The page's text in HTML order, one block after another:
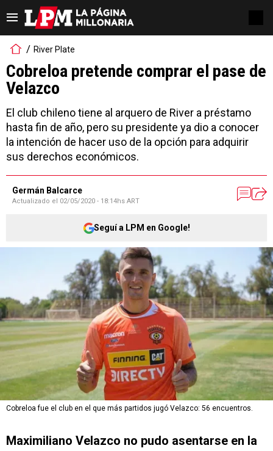
River Plate
Cobreloa pretende comprar el pase de
Velazco
El club chileno tiene al arquero de River a préstamo
hasta fin de año, pero su presidente ya dio a conocer
la intención de hacer uso de la opción para adquirir
sus derechos económicos.
Germán Balcarce
Actualizado el 02/05/2020 - 18:14hs ART
Seguí a LPM en Google!
Cobreloa fue el club en el que más partidos jugó Velazco: 56 encuentros.
Maximiliano Velazco no pudo asentarse en la